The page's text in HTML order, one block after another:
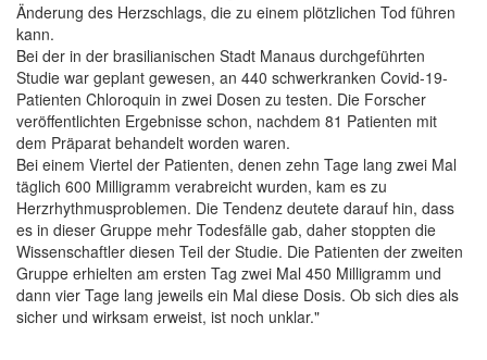
Änderung des Herzschlags, die zu einem plötzlichen Tod führen
kann.
Bei der in der brasilianischen Stadt Manaus durchgeführten
Studie war geplant gewesen, an 440 schwerkranken Covid-19-
Patienten Chloroquin in zwei Dosen zu testen. Die Forscher
veröffentlichten Ergebnisse schon, nachdem 81 Patienten mit
dem Präparat behandelt worden waren.
Bei einem Viertel der Patienten, denen zehn Tage lang zwei Mal
täglich 600 Milligramm verabreicht wurden, kam es zu
Herzrhythmusproblemen. Die Tendenz deutete darauf hin, dass
es in dieser Gruppe mehr Todesfälle gab, daher stoppten die
Wissenschaftler diesen Teil der Studie. Die Patienten der zweiten
Gruppe erhielten am ersten Tag zwei Mal 450 Milligramm und
dann vier Tage lang jeweils ein Mal diese Dosis. Ob sich dies als
sicher und wirksam erweist, ist noch unklar."